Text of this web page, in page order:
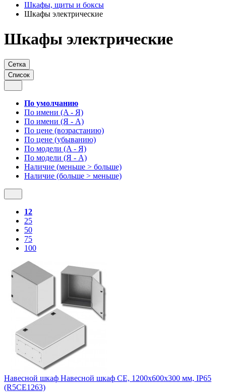
Шкафы, щиты и боксы
Шкафы электрические
Шкафы электрические
Сетка
Список
По умолчанию
По имени (A - Я)
По имени (Я - A)
По цене (возрастанию)
По цене (убыванию)
По модели (A - Я)
По модели (Я - A)
Наличие (меньше > больше)
Наличие (больше > меньше)
12
25
50
75
100
Навесной шкаф Навесной шкаф CE, 1200x600x300 мм, IP65
(R5CE1263)